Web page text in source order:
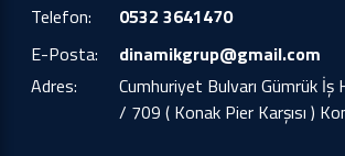
Telefon:
0532 3641470
E-Posta:
dinamikgrup@gmail.com
Adres:
Cumhuriyet Bulvarı Gümrük İş
/ 709 ( Konak Pier Karşısı )